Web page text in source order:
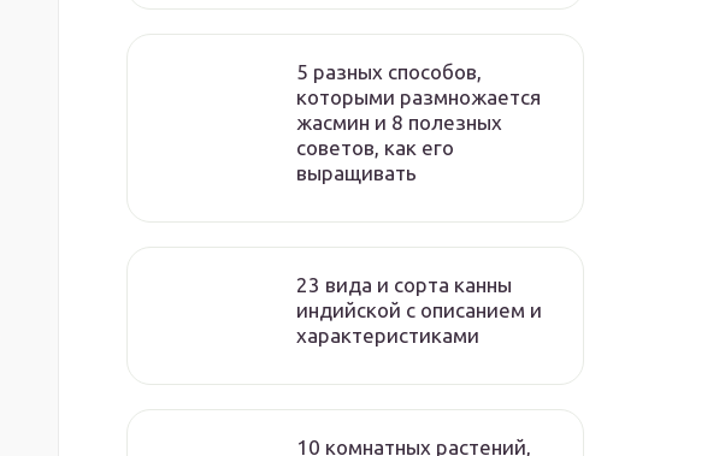
5 разных способов,
которыми размножается
жасмин и 8 полезных
советов, как его
выращивать
23 вида и сорта канны
индийской с описанием и
характеристиками
10 комнатных растений,